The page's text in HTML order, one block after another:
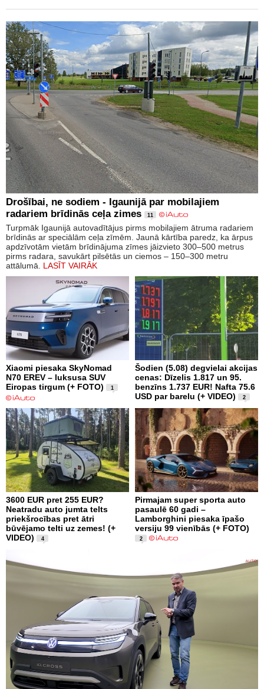
Drošībai, ne sodiem - Igaunijā par mobilajiem
radariem brīdinās ceļa zimes
11
Turpmāk Igaunijā autovadītājus pirms mobilajiem ātruma radariem
brīdinās ar speciālām ceļa zīmēm. Jaunā kārtība paredz, ka ārpus
apdzīvotām vietām brīdinājuma zīmes jāizvieto 300–500 metrus
pirms radara, savukārt pilsētās un ciemos – 150–300 metru
attālumā. LASĪT VAIRĀK
Xiaomi piesaka SkyNomad
N70 EREV – luksusa SUV
Eiropas tirgum (+ FOTO)
1
Šodien (5.08) degvielai akcijas
cenas: Dīzelis 1.817 un 95.
benzīns 1.737 EUR! Nafta 75.6
USD par barelu (+ VIDEO)
2
3600 EUR pret 255 EUR?
Neatradu auto jumta telts
priekšrocības pret ātri
būvējamo telti uz zemes! (+
VIDEO)
4
Pirmajam super sporta auto
pasaulē 60 gadi –
Lamborghini piesaka īpašo
versiju 99 vienībās (+ FOTO)
2